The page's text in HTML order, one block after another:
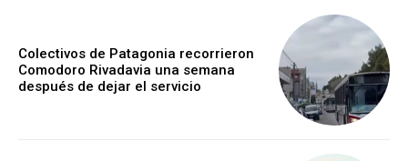
Colectivos de Patagonia recorrieron
Comodoro Rivadavia una semana
después de dejar el servicio